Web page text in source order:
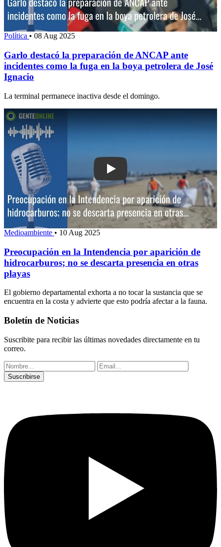
Política • 08 Aug 2025
Garlo destacó la preparación de ANCAP ante
incidentes como la fuga en la boya petrolera de José
Ignacio
La terminal permanece inactiva desde el domingo.
Play: Preocupación en la Intendencia
Medioambiente • 10 Aug 2025
Preocupación en la Intendencia por aparición de
hidrocarburos; no se descarta presencia en otras
playas
El gobierno departamental exhorta a no tocar la sustancia que se
encuentra en la costa y advierte que esto podría afectar a la fauna.
Boletín de Noticias
Suscribite para recibir las últimas novedades directamente en tu
correo.
Suscribirse